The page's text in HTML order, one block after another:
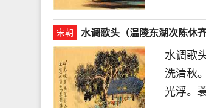
宋朝 水调歌头（温陵东湖次陈休
水调歌
洗清秋
光浮。